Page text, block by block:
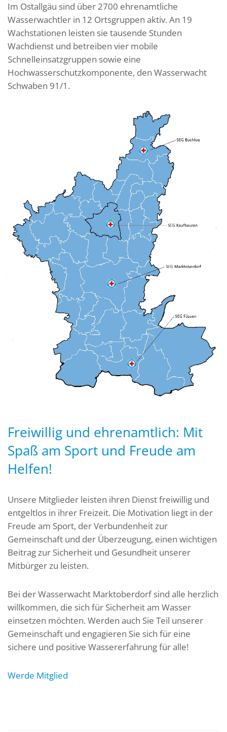
Im Ostallgäu sind über 2700 ehrenamtliche
Wasserwachtler in 12 Ortsgruppen aktiv. An 19
Wachstationen leisten sie tausende Stunden
Wachdienst und betreiben vier mobile
Schnelleinsatzgruppen sowie eine
Hochwasserschutzkomponente, den Wasserwacht
Schwaben 91/1.
Freiwillig und ehrenamtlich: Mit
Spaß am Sport und Freude am
Helfen!
Unsere Mitglieder leisten ihren Dienst freiwillig und
entgeltlos in ihrer Freizeit. Die Motivation liegt in der
Freude am Sport, der Verbundenheit zur
Gemeinschaft und der Überzeugung, einen wichtigen
Beitrag zur Sicherheit und Gesundheit unserer
Mitbürger zu leisten.
Bei der Wasserwacht Marktoberdorf sind alle herzlich
willkommen, die sich für Sicherheit am Wasser
einsetzen möchten. Werden auch Sie Teil unserer
Gemeinschaft und engagieren Sie sich für eine
sichere und positive Wassererfahrung für alle!
Werde Mitglied